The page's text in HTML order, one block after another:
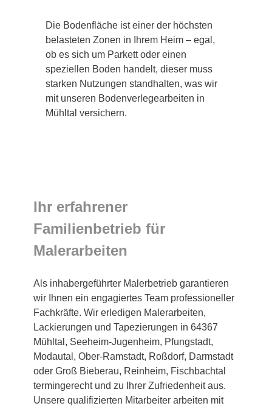
Die Bodenfläche ist einer der höchsten
belasteten Zonen in Ihrem Heim – egal,
ob es sich um Parkett oder einen
speziellen Boden handelt, dieser muss
starken Nutzungen standhalten, was wir
mit unseren Bodenverlegearbeiten in
Mühltal versichern.
Ihr erfahrener
Familienbetrieb für
Malerarbeiten
Als inhabergeführter Malerbetrieb garantieren
wir Ihnen ein engagiertes Team professioneller
Fachkräfte. Wir erledigen Malerarbeiten,
Lackierungen und Tapezierungen in 64367
Mühltal, Seeheim-Jugenheim, Pfungstadt,
Modautal, Ober-Ramstadt, Roßdorf, Darmstadt
oder Groß Bieberau, Reinheim, Fischbachtal
termingerecht und zu Ihrer Zufriedenheit aus.
Unsere qualifizierten Mitarbeiter arbeiten mit